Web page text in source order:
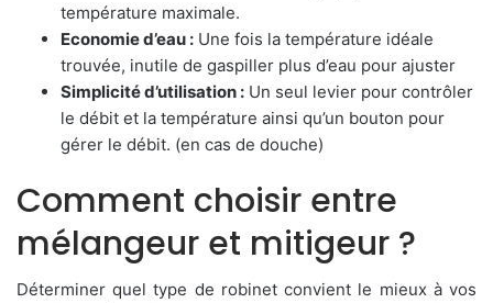
température maximale.
Economie d’eau : Une fois la température idéale
trouvée, inutile de gaspiller plus d’eau pour ajuster
Simplicité d’utilisation : Un seul levier pour contrôler
le débit et la température ainsi qu’un bouton pour
gérer le débit. (en cas de douche)
Comment choisir entre
mélangeur et mitigeur ?
Déterminer quel type de robinet convient le mieux à vos